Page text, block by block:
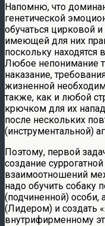
Напомню, что
генетической
обучаться цирковой
имеющей для них
поскольку
Любое непонимание
наказание,
жизненной
также, как и любой
крючком для их
после нескольких
(инструментальной)
Поэтому, первой
создание
взаимоотношений
надо обучить
(подчиненной)
(Лидером) и создать
внутрифирменному